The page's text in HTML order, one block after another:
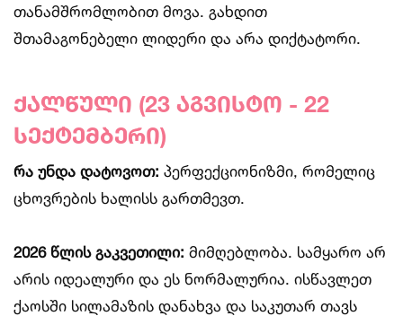
თანამშრომლობით მოვა. გახდით
შთამაგონებელი ლიდერი და არა დიქტატორი.
ქალწული (23 აგვისტო - 22
სექტემბერი)
რა უნდა დატოვოთ: პერფექციონიზმი, რომელიც
ცხოვრების ხალისს გართმევთ.
2026 წლის გაკვეთილი: მიმღებლობა. სამყარო არ
არის იდეალური და ეს ნორმალურია. ისწავლეთ
ქაოსში სილამაზის დანახვა და საკუთარ თავს